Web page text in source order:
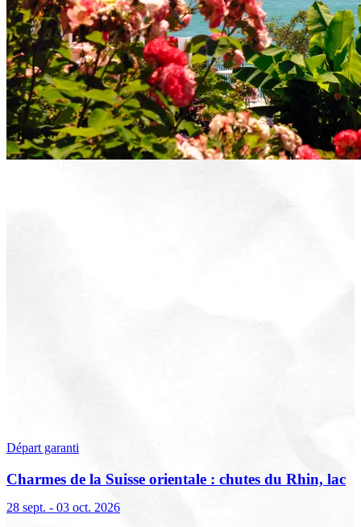
Départ garanti
Charmes de la Suisse orientale : chutes du Rhin, lac
28 sept. - 03 oct. 2026